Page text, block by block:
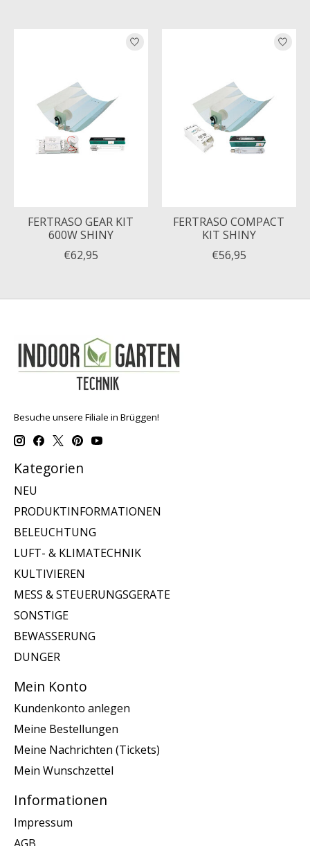
FERTRASO GEAR KIT
600W SHINY
€62,95
FERTRASO COMPACT
KIT SHINY
€56,95
Besuche unsere Filiale in Brüggen!
Kategorien
NEU
PRODUKTINFORMATIONEN
BELEUCHTUNG
LUFT- & KLIMATECHNIK
KULTIVIEREN
MESS & STEUERUNGSGERATE
SONSTIGE
BEWASSERUNG
DUNGER
Mein Konto
Kundenkonto anlegen
Meine Bestellungen
Meine Nachrichten (Tickets)
Mein Wunschzettel
Informationen
Impressum